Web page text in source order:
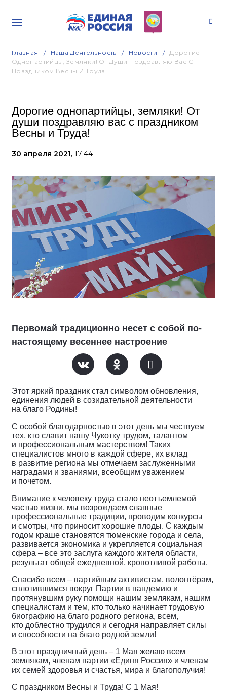
Главная Наша Деятельность Новости
Дорогие
Однопартийцы, Земляки! От Души Поздравляю Вас С
Праздником Весны И Труда!
Дорогие однопартийцы, земляки! От
души поздравляю вас с праздником
Весны и Труда!
30 апреля 2021, 17:44
Первомай традиционно несет с собой по-
настоящему весеннее настроение
Этот яркий праздник стал символом обновления,
единения людей в созидательной деятельности
на благо Родины!
С особой благодарностью в этот день мы чествуем
тех, кто славит нашу Чукотку трудом, талантом
и профессиональным мастерством! Таких
специалистов много в каждой сфере, их вклад
в развитие региона мы отмечаем заслуженными
наградами и званиями, всеобщим уважением
и почетом.
Внимание к человеку труда стало неотъемлемой
частью жизни, мы возрождаем славные
профессиональные традиции, проводим конкурсы
и смотры, что приносит хорошие плоды. С каждым
годом краше становятся тюменские города и села,
развивается экономика и укрепляется социальная
сфера – все это заслуга каждого жителя области,
результат общей ежедневной, кропотливой работы.
Спасибо всем – партийным активистам, волонтёрам,
сплотившимся вокруг Партии в пандемию и
протянувшим руку помощи нашим землякам, нашим
специалистам и тем, кто только начинает трудовую
биографию на благо родного региона, всем,
кто доблестно трудился и сегодня направляет силы
и способности на благо родной земли!
В этот праздничный день – 1 Мая желаю всем
землякам, членам партии «Единя Россия» и членам
их семей здоровья и счастья, мира и благополучия!
С праздником Весны и Труда! С 1 Мая!